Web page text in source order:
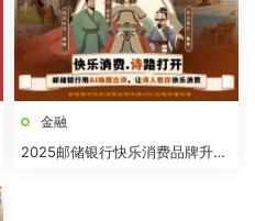
金融
2025邮储银行快乐消费品牌升级